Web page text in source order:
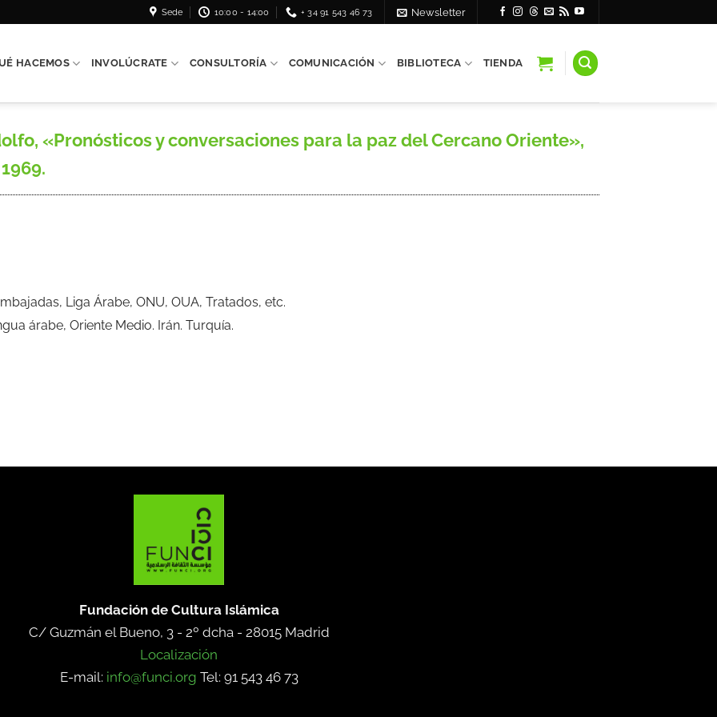
Sede 10:00 - 14:00 + 34 91 543 46 73 Newsletter
HACEMOS INVOLÚCRATE CONSULTORÍA COMUNICACIÓN BIBLIOTECA TIENDA
«Pronósticos y conversaciones para la paz del Cercano Oriente»,
Liga Árabe, ONU, OUA, Tratados, etc.
árabe, Oriente Medio. Irán. Turquía.
Fundación de Cultura Islámica
C/ Guzmán el Bueno, 3 - 2º dcha - 28015 Madrid
Localización
E-mail: info@funci.org Tel: 91 543 46 73